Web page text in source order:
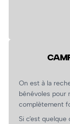
On est à la
bénévoles pour
complètement
Si c’est